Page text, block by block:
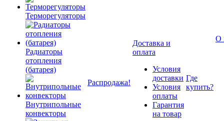
Терморегуляторы
Радиаторы
отопления
(батарея)
Внутрипольные
конвекторы
Распродажа!
Доставка и
оплата
Условия
доставки
Условия
оплаты
Гарантия
на товар
Где
купить?
О